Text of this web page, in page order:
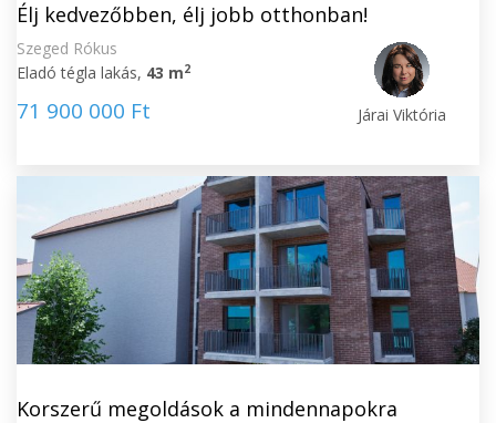
Élj kedvezőbben, élj jobb otthonban!
Szeged Rókus
Eladó tégla lakás, 43 m2
71 900 000 Ft Járai Viktória
Korszerű megoldások a mindennapokra